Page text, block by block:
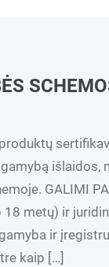
išlaidos,
GALIMI
metų) ir
ir
kaip […]